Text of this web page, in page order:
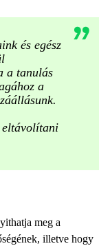
és egész
a tanulás
a
eltávolítani
meg a
illetve hogy